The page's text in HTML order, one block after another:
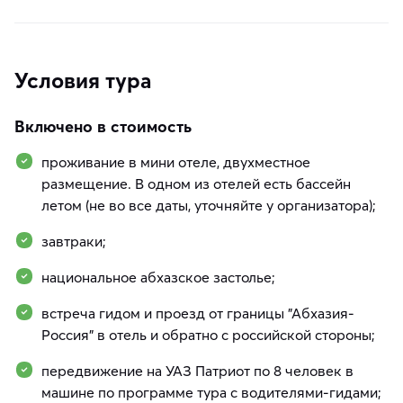
Условия тура
Включено в стоимость
проживание в мини отеле, двухместное
размещение. В одном из отелей есть бассейн
летом (не во все даты, уточняйте у организатора);
завтраки;
национальное абхазское застолье;
встреча гидом и проезд от границы "Абхазия-
Россия" в отель и обратно с российской стороны;
передвижение на УАЗ Патриот по 8 человек в
машине по программе тура с водителями-гидами;